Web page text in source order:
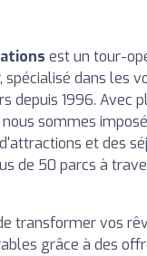
est un tour-
spécialisé dans les
depuis 1996. Avec
sommes
et des
de 50 parcs à
transformer vos
grâce à des